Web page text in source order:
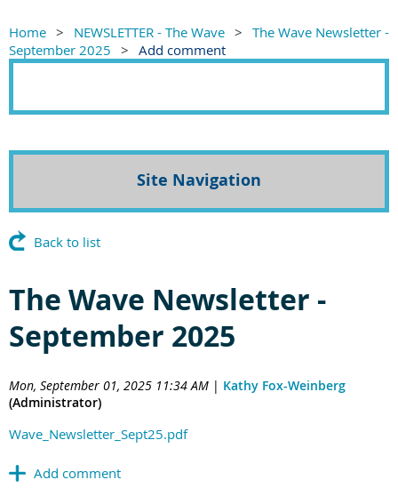
Home NEWSLETTER - The Wave
The Wave Newsletter -
September 2025
Add comment
Site Navigation
Back to list
The Wave Newsletter -
September 2025
Mon, September 01, 2025 11:34 AM | Kathy Fox-Weinberg
(Administrator)
Wave_Newsletter_Sept25.pdf